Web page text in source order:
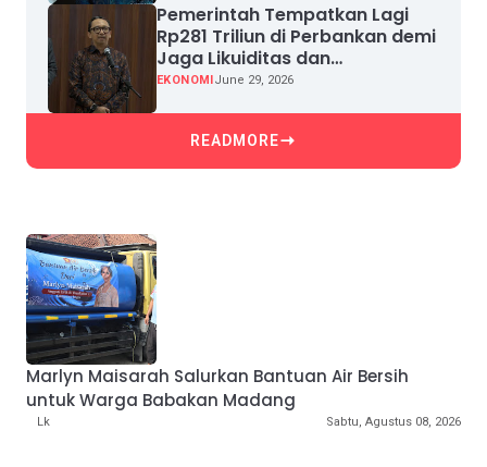
Pemerintah Tempatkan Lagi
Rp281 Triliun di Perbankan demi
Jaga Likuiditas dan
Pertumbuhan Kredit
EKONOMIJune 29, 2026
READMORE
Marlyn Maisarah Salurkan Bantuan Air Bersih
untuk Warga Babakan Madang
Lk Sabtu, Agustus 08, 2026